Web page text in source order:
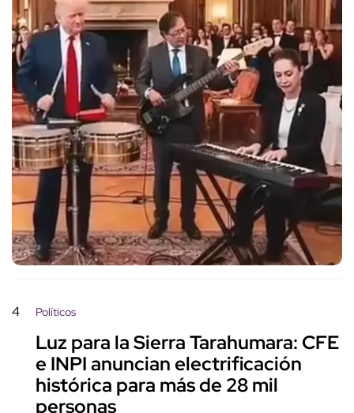
4 Políticos
Luz para la Sierra Tarahumara: CFE
e INPI anuncian electrificación
histórica para más de 28 mil
personas